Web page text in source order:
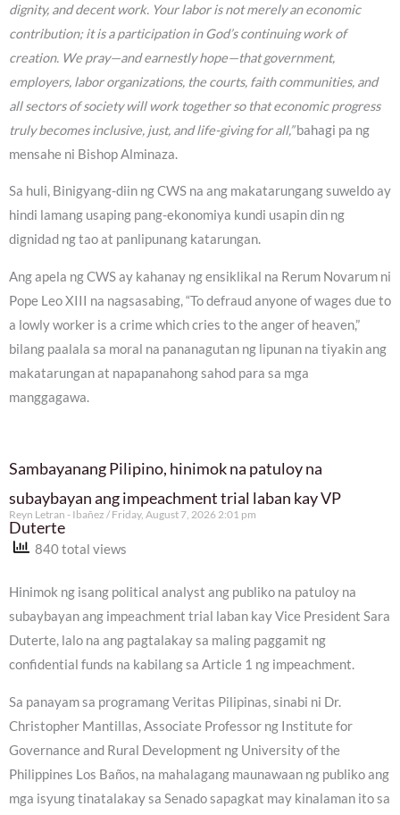
dignity, and decent work. Your labor is not merely an economic
contribution; it is a participation in God’s continuing work of
creation. We pray—and earnestly hope—that government,
employers, labor organizations, the courts, faith communities, and
all sectors of society will work together so that economic progress
truly becomes inclusive, just, and life-giving for all,”bahagi pa ng
mensahe ni Bishop Alminaza.
Sa huli, Binigyang-diin ng CWS na ang makatarungang suweldo ay
hindi lamang usaping pang-ekonomiya kundi usapin din ng
dignidad ng tao at panlipunang katarungan.
Ang apela ng CWS ay kahanay ng ensiklikal na Rerum Novarum ni
Pope Leo XIII na nagsasabing, “To defraud anyone of wages due to
a lowly worker is a crime which cries to the anger of heaven,”
bilang paalala sa moral na pananagutan ng lipunan na tiyakin ang
makatarungan at napapanahong sahod para sa mga
manggagawa.
Sambayanang Pilipino, hinimok na patuloy na
subaybayan ang impeachment trial laban kay VP
Duterte
Reyn Letran - Ibañez Friday, August 7, 2026 2:01 pm
840 total views
Hinimok ng isang political analyst ang publiko na patuloy na
subaybayan ang impeachment trial laban kay Vice President Sara
Duterte, lalo na ang pagtalakay sa maling paggamit ng
confidential funds na kabilang sa Article 1 ng impeachment.
Sa panayam sa programang Veritas Pilipinas, sinabi ni Dr.
Christopher Mantillas, Associate Professor ng Institute for
Governance and Rural Development ng University of the
Philippines Los Baños, na mahalagang maunawaan ng publiko ang
mga isyung tinatalakay sa Senado sapagkat may kinalaman ito sa